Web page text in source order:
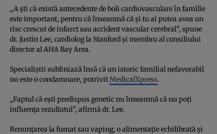
„A ști că există antecedente de boli cardiovasculare în familie
este important, pentru că înseamnă că și tu ai putea avea un
risc crescut de infarct sau accident vascular cerebral”, spune
dr. Justin Lee, cardiolog la Stanford și membru al consiliului
director al AHA Bay Area.
Specialiștii subliniază însă că un istoric familial nefavorabil
nu este o condamnare, potrivitMedicalXpress.
„Faptul că ești predispus genetic nu înseamnă că nu poți
influența rezultatul”, afirmă dr. Lee.
Renunțarea la fumat sau vaping, o alimentație echilibrată și